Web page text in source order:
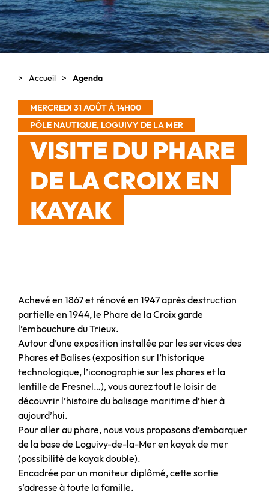
Accueil Agenda
MERCREDI 31 AOÛT À 14H00
PÔLE NAUTIQUE, LOGUIVY DE LA MER
VISITE DU PHARE
DE LA CROIX EN
KAYAK
Achevé en 1867 et rénové en 1947 après destruction
partielle en 1944, le Phare de la Croix garde
l’embouchure du Trieux.
Autour d’une exposition installée par les services des
Phares et Balises (exposition sur l’historique
technologique, l’iconographie sur les phares et la
lentille de Fresnel…), vous aurez tout le loisir de
découvrir l’histoire du balisage maritime d’hier à
aujourd’hui.
Pour aller au phare, nous vous proposons d’embarquer
de la base de Loguivy-de-la-Mer en kayak de mer
(possibilité de kayak double).
Encadrée par un moniteur diplômé, cette sortie
s’adresse à toute la famille.